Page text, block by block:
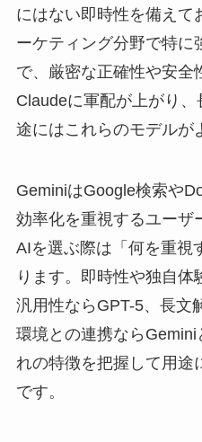
にはない即時性を備えて
ーケティング分野で特に
で、厳密な正確性や安全
Claudeに軍配が上がり
途にはこれらのモデルが
GeminiはGoogle検索や
効率化を重視するユーザ
AIを選ぶ際は「何を重視
ります。即時性や独自体
汎用性ならGPT-5、長文
環境との連携なら
れの特徴を把握して用途
です。